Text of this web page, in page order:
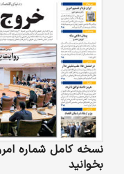
نسخه کامل شماره
بخوانید